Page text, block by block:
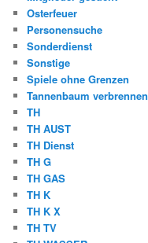
Osterfeuer
Personensuche
Sonderdienst
Sonstige
Spiele ohne Grenzen
Tannenbaum verbrennen
TH
TH AUST
TH Dienst
TH G
TH GAS
TH K
TH K X
TH TV